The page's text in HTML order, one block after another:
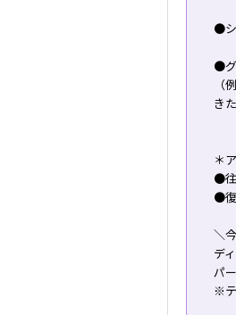
●シ
●グ
（
き
＊
●往
●復
＼
デ
パ
※